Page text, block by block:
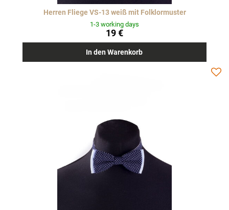
Herren Fliege VS-13 weiß mit Folklormuster
1-3 working days
19 €
In den Warenkorb